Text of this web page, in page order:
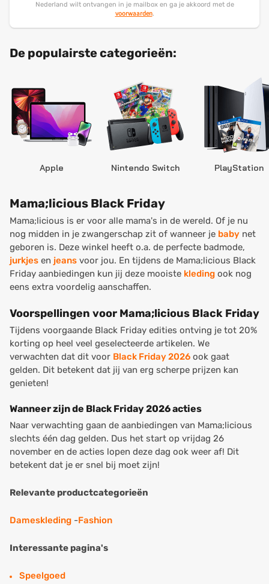
Nederland wilt ontvangen in je mailbox en ga je akkoord met de
voorwaarden.
De populairste categorieën:
Apple Nintendo Switch PlayStation
Mama;licious Black Friday
Mama;licious is er voor alle mama's in de wereld. Of je nu
nog midden in je zwangerschap zit of wanneer je baby net
geboren is. Deze winkel heeft o.a. de perfecte badmode,
jurkjes en jeans voor jou. En tijdens de Mama;licious Black
Friday aanbiedingen kun jij deze mooiste kleding ook nog
eens extra voordelig aanschaffen.
Voorspellingen voor Mama;licious Black Friday
Tijdens voorgaande Black Friday edities ontving je tot 20%
korting op heel veel geselecteerde artikelen. We
verwachten dat dit voor Black Friday 2026 ook gaat
gelden. Dit betekent dat jij van erg scherpe prijzen kan
genieten!
Wanneer zijn de Black Friday 2026 acties
Naar verwachting gaan de aanbiedingen van Mama;licious
slechts één dag gelden. Dus het start op vrijdag 26
november en de acties lopen deze dag ook weer af! Dit
betekent dat je er snel bij moet zijn!
Relevante productcategorieën
Dameskleding -Fashion
Interessante pagina's
Speelgoed